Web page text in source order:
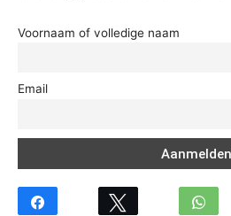
Voornaam of volledige naam
Email